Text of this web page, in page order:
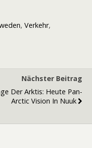
, Verkehr,
Nächster Beitrag
Der Arktis: Heute Pan-
Arctic Vision In Nuuk